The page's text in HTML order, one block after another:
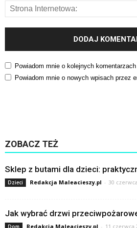
Powiadom mnie o kolejnych
Powiadom mnie o nowych wpisach przez
ZOBACZ TEŻ
Sklep z butami dla dzieci:
Dzieci Redakcja Maleacieszy.pl - 30
Jak wybrać drzwi
Redakcja Maleacieszy.pl - 11 czerwca